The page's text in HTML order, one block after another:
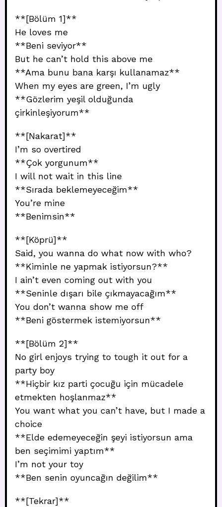
**[Bölüm 1]**
He loves me
**Beni seviyor**
But he can’t hold this above me
**Ama bunu bana karşı kullanamaz**
When my eyes are green, I’m ugly
**Gözlerim yeşil olduğunda
çirkinleşiyorum**
**[Nakarat]**
I’m so overtired
**Çok yorgunum**
I will not wait in this line
**Sırada beklemeyeceğim**
You’re mine
**Benimsin**
**[Köprü]**
Said, you wanna do what now with who?
**Kiminle ne yapmak istiyorsun?**
I ain’t even coming out with you
**Seninle dışarı bile çıkmayacağım**
You don’t wanna show me off
**Beni göstermek istemiyorsun**
**[Bölüm 2]**
No girl enjoys trying to tough it out for a
party boy
**Hiçbir kız parti çocuğu için mücadele
etmekten hoşlanmaz**
You want what you can’t have, but I made a
choice
**Elde edemeyeceğin şeyi istiyorsun ama
ben seçimimi yaptım**
I’m not your toy
**Ben senin oyuncağın değilim**
**[Tekrar]**